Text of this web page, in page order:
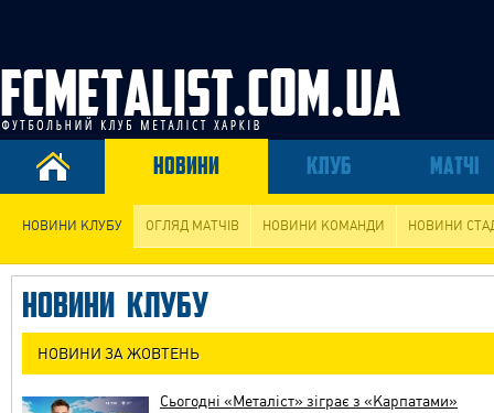
НОВИНИ КЛУБ МАТЧІ
НОВИНИ КЛУБУ ОГЛЯД МАТЧІВ НОВИНИ КОМАНДИ НОВИНИ
НОВИНИ КЛУБУ
НОВИНИ ЗА ЖОВТЕНЬ
Сьогодні «Металіст» зіграє з «Карпатами»